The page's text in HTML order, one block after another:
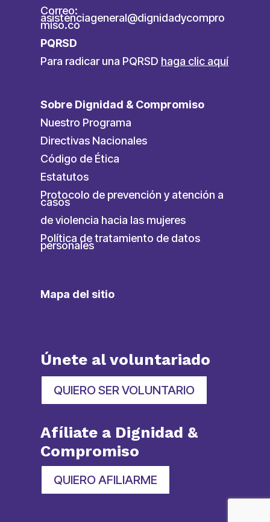
Correo:
asistenciageneral@dignidadycompro
miso.co
PQRSD
Para radicar una PQRSD haga clic aquí
Sobre Dignidad & Compromiso
Nuestro Programa
Directivas Nacionales
Código de Ética
Estatutos
Protocolo de prevención y atención a
casos
de violencia hacia las mujeres
Política de tratamiento de datos
personales
Mapa del sitio
Únete al voluntariado
QUIERO SER VOLUNTARIO
Afíliate a Dignidad &
Compromiso
QUIERO AFILIARME